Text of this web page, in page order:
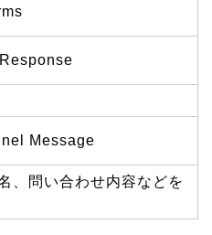
Message
、問い合わせ内容などを